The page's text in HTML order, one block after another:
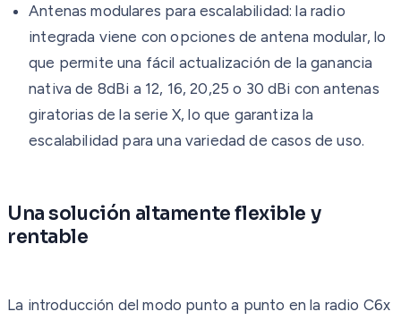
Antenas modulares para escalabilidad: la radio
integrada viene con opciones de antena modular, lo
que permite una fácil actualización de la ganancia
nativa de 8dBi a 12, 16, 20,25 o 30 dBi con antenas
giratorias de la serie X, lo que garantiza la
escalabilidad para una variedad de casos de uso.
Una solución altamente flexible y
rentable
La introducción del modo punto a punto en la radio C6x